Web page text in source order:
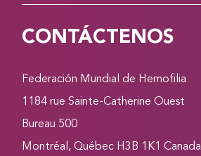
CONTÁCTENOS
Federación Mundial de Hemofilia
1184 rue Sainte-Catherine Ouest
Bureau 500
Montréal, Québec H3B 1K1 Canada